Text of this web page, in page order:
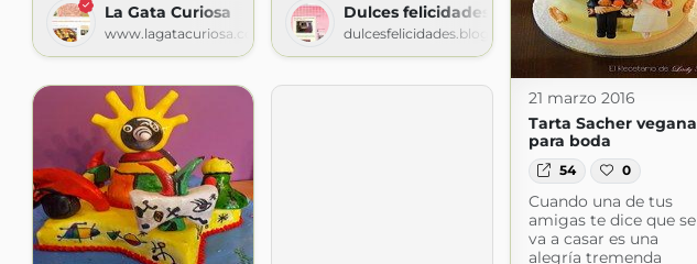
La Gata Curiosa
www.lagatacuriosa.com
Dulces felicidades
dulcesfelicidades.blogspot.com
21 marzo 2016
Tarta Sacher vegana
para boda
54 0
Cuando una de tus
amigas te dice que se
va a casar es una
alegría tremenda